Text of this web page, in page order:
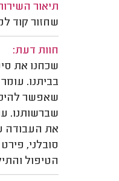
תיאור
שחזור קוד
חוות דעת:
שכחנו את
בביתנו.
שאפשר
שברשותנו.
את העבודה
סובלני,
הטיפול